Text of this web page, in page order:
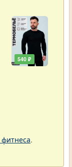
540 ₽
.